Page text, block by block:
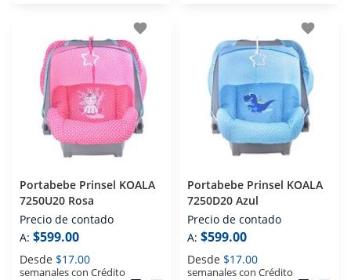
favorite
Portabebe Prinsel KOALA
7250U20 Rosa
Precio de contado
A: $599.00
Desde $17.00
semanales con Crédito
favorite
Portabebe Prinsel KOALA
7250D20 Azul
Precio de contado
A: $599.00
Desde $17.00
semanales con Crédito